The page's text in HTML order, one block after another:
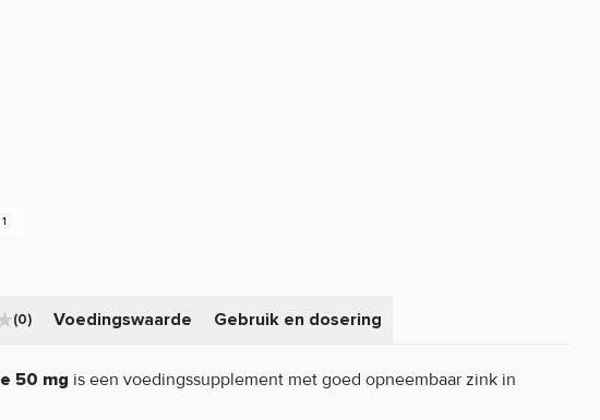
(0) Voedingswaarde Gebruik en dosering
50 mg is een voedingssupplement met goed opneembaar zink in